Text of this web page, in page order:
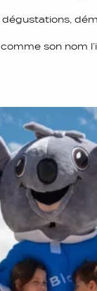
dégustations,
comme son nom